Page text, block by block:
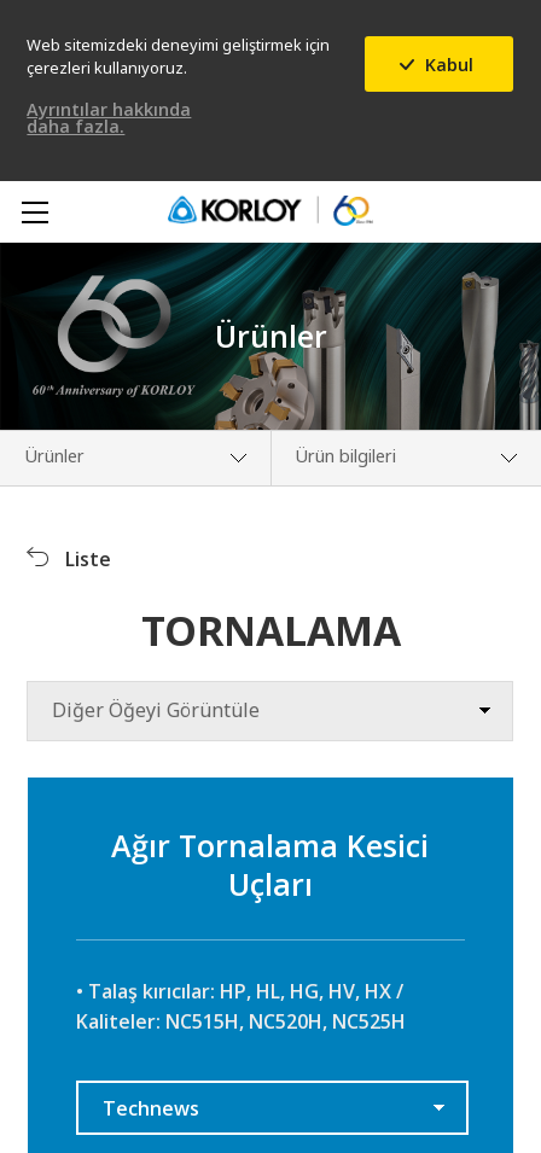
Web sitemizdeki deneyimi geliştirmek için
çerezleri kullanıyoruz.
Kabul
Ayrıntılar hakkında
daha fazla.
Ürünler
Ürünler
Ürünler
Ürün bilgileri
Videolar
Liste
TORNALAMA
Diğer Öğeyi Görüntüle
Ağır Tornalama Kesici
Uçları
• Talaş kırıcılar: HP, HL, HG, HV, HX /
Kaliteler: NC515H, NC520H, NC525H
Technews